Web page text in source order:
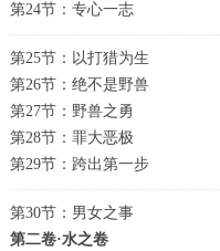
第24节：专心一志
第25节：以打猎为生
第26节：绝不是野兽
第27节：野兽之勇
第28节：罪大恶极
第29节：跨出第一步
第30节：男女之事
第二卷·水之卷